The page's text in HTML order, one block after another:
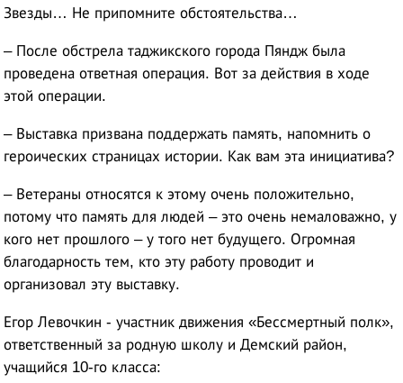
Звезды… Не припомните обстоятельства…
– После обстрела таджикского города Пяндж была
проведена ответная операция. Вот за действия в ходе
этой операции.
– Выставка призвана поддержать память, напомнить о
героических страницах истории. Как вам эта инициатива?
– Ветераны относятся к этому очень положительно,
потому что память для людей – это очень немаловажно, у
кого нет прошлого – у того нет будущего. Огромная
благодарность тем, кто эту работу проводит и
организовал эту выставку.
Егор Левочкин - участник движения «Бессмертный полк»,
ответственный за родную школу и Демский район,
учащийся 10-го класса: